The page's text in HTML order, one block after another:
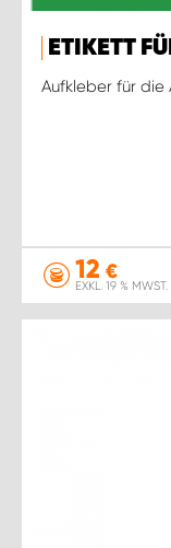
ETIKETT
Aufkleber für die
12 €
EXKL. 19 % MWST.